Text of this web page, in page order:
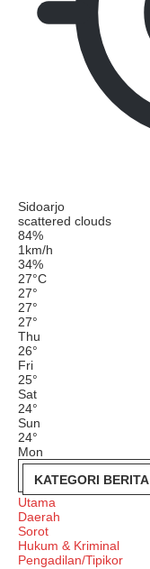
Sidoarjo
scattered clouds
84%
1km/h
34%
27°C
27°
27°
27°
Thu
26°
Fri
25°
Sat
24°
Sun
24°
Mon
KATEGORI BERITA
Utama
Daerah
Sorot
Hukum & Kriminal
Pengadilan/Tipikor